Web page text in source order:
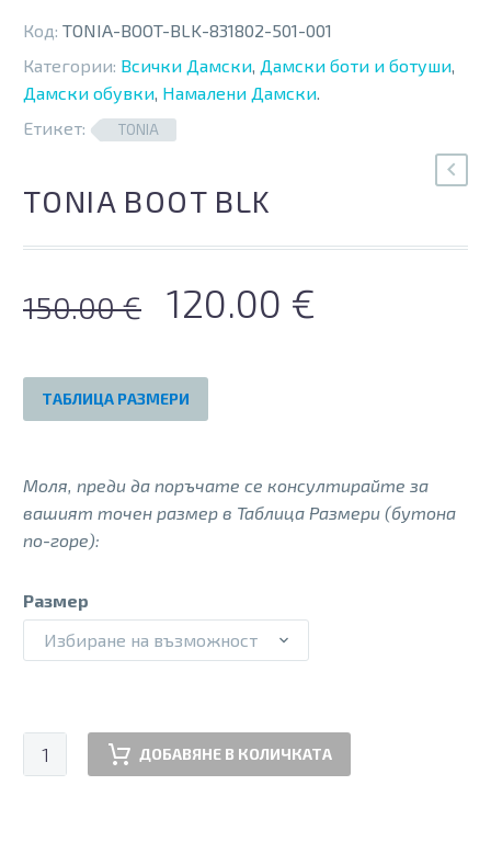
Код: TONIA-BOOT-BLK-831802-501-001
Категории: Всички Дамски, Дамски боти и ботуши,
Дамски обувки, Намалени Дамски.
Етикет:
TONIA
TONIA BOOT BLK
150.00€
Original
was:
150.00 €.
120.00 €
ТАБЛИЦА РАЗМЕРИ
Моля, преди да поръчате се консултирайте за
вашият точен размер в Таблица Размери (бутона
по-горе):
Размер
Избиране на възможност
количество
за
ДОБАВЯНЕ В КОЛИЧКАТА